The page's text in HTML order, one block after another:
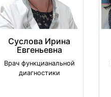
Суслова Ирина
Евгеньевна
Врач функцианальной
диагностики